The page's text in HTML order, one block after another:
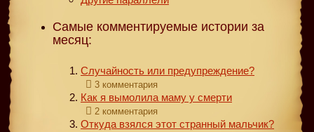
Самые комментируемые истории за
месяц:
Случайность или предупреждение?
3 комментария
Как я вымолила маму у смерти
2 комментария
Откуда взялся этот странный мальчик?